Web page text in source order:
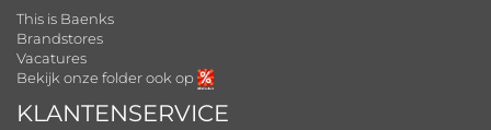
This is Baenks
Brandstores
Vacatures
Bekijk onze folder ook op
KLANTENSERVICE